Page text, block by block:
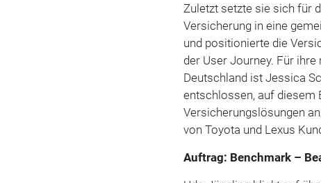
Zuletzt setzte sie sich für
Versicherung in eine
und positionierte die
der User Journey. Für
Deutschland ist Jessica
entschlossen, auf diesem
Versicherungslösungen
von Toyota und Lexus
Auftrag: Benchmark –